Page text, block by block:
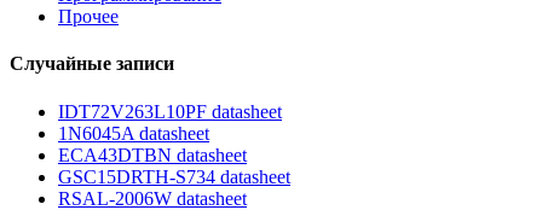
Прочее
Случайные записи
IDT72V263L10PF datasheet
1N6045A datasheet
ECA43DTBN datasheet
GSC15DRTH-S734 datasheet
RSAL-2006W datasheet